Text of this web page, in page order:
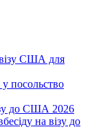
США для
посольство
до США 2026
на візу до